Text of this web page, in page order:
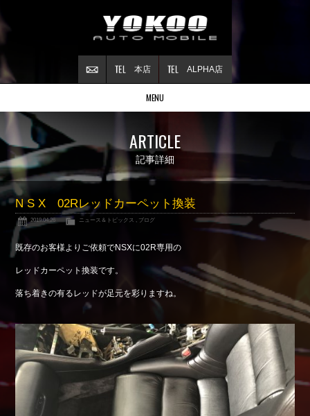
ALPHA店
本店
MENU
Stock list
在庫情報
Contract
ご成約情報
About NSX
NSXについて
Reflesh Plan
整備・修理・
買取査定
Blog
Shop info.
Company
会社概要
ARTICLE
記事詳細
N S X 02Rレッドカーペット換装
2019.04.26 ニュース＆トピックス , ブログ
既存のお客様よりご依頼でNSXに02R専用の
レッドカーペット換装です。
落ち着きの有るレッドが足元を彩りますね。